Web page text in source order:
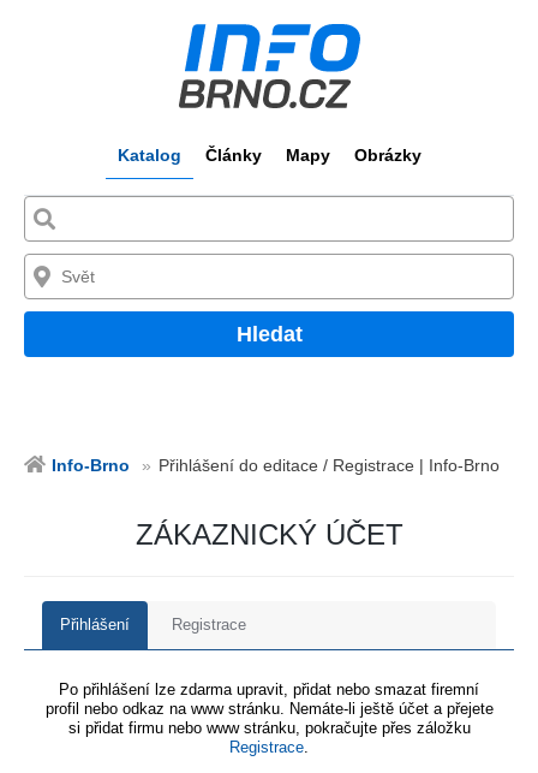
Katalog Články Mapy Obrázky
Hledat
Info-Brno Přihlášení do editace / Registrace | Info-Brno
ZÁKAZNICKÝ ÚČET
Přihlášení Registrace
Po přihlášení lze zdarma upravit, přidat nebo smazat firemní
profil nebo odkaz na www stránku. Nemáte-li ještě účet a přejete
si přidat firmu nebo www stránku, pokračujte přes záložku
Registrace.